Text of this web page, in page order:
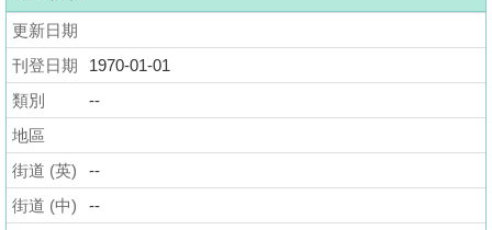
主
放
盤
宅
谷
按
揭
更新日期
刊登日期
1970-01-01
類別
--
地區
街道 (英)
--
街道 (中)
--